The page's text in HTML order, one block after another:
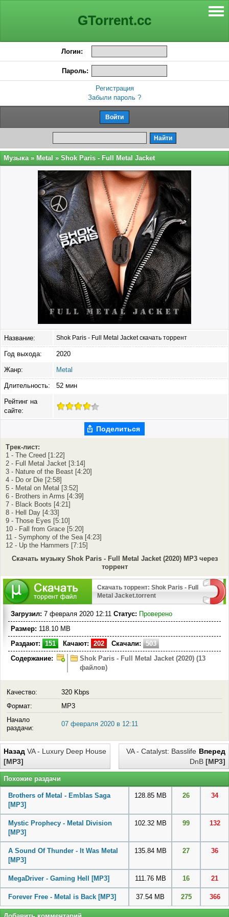
GTorrent.cc
Логин:
Пароль:
Регистрация
Забыли пароль ?
Музыка » Metal » Shok Paris - Full Metal Jacket
Название: Shok Paris - Full Metal Jacket скачать торрент
Год выхода: 2020
Жанр: Metal
Длительность: 52 мин
Рейтинг на
сайте:
Поделиться
Трек-лист:
1 - The Creed [1:22]
2 - Full Metal Jacket [3:14]
3 - Nature of the Beast [4:20]
4 - Do or Die [2:58]
5 - Metal on Metal [3:52]
6 - Brothers in Arms [4:39]
7 - Black Boots [4:21]
8 - Hell Day [4:33]
9 - Those Eyes [5:10]
10 - Fall from Grace [5:20]
11 - Symphony of the Sea [4:23]
12 - Up the Hammers [7:15]
Скачать музыку Shok Paris - Full Metal Jacket (2020) MP3 через
торрент
Скачать торрент: Shok Paris - Full
Metal Jacket.torrent
Загрузил: 7 февраля 2020 12:11 Статус: Проверено
Размер: 118.10 MB
Раздают:
151 Качают: 202 Скачали:
503
Содержание:
Shok Paris - Full Metal Jacket (2020) (13
файлов)
Качество:
320 Kbps
Формат:
MP3
Начало
раздачи:
07 февраля 2020 в 12:11
Назад VA - Luxury Deep House
[MP3]
Вперед
VA - Catalyst: Basslife
DnB [MP3]
Похожие раздачи
Brothers of Metal - Emblas Saga
[MP3]
128.85 MB 26 34
Mystic Prophecy - Metal Division
[MP3]
102.32 MB 99 132
A Sound Of Thunder - It Was Metal
[MP3]
135.84 MB 27 36
MegaDriver - Gaming Hell [MP3] 111.76 MB 16 21
Forever Free - Metal is Back [MP3] 37.54 MB 275 366